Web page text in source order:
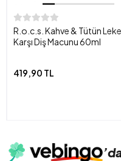
R.o.c.s. Kahve & Tütün
Karşı Diş Macunu 60ml
419,90 TL